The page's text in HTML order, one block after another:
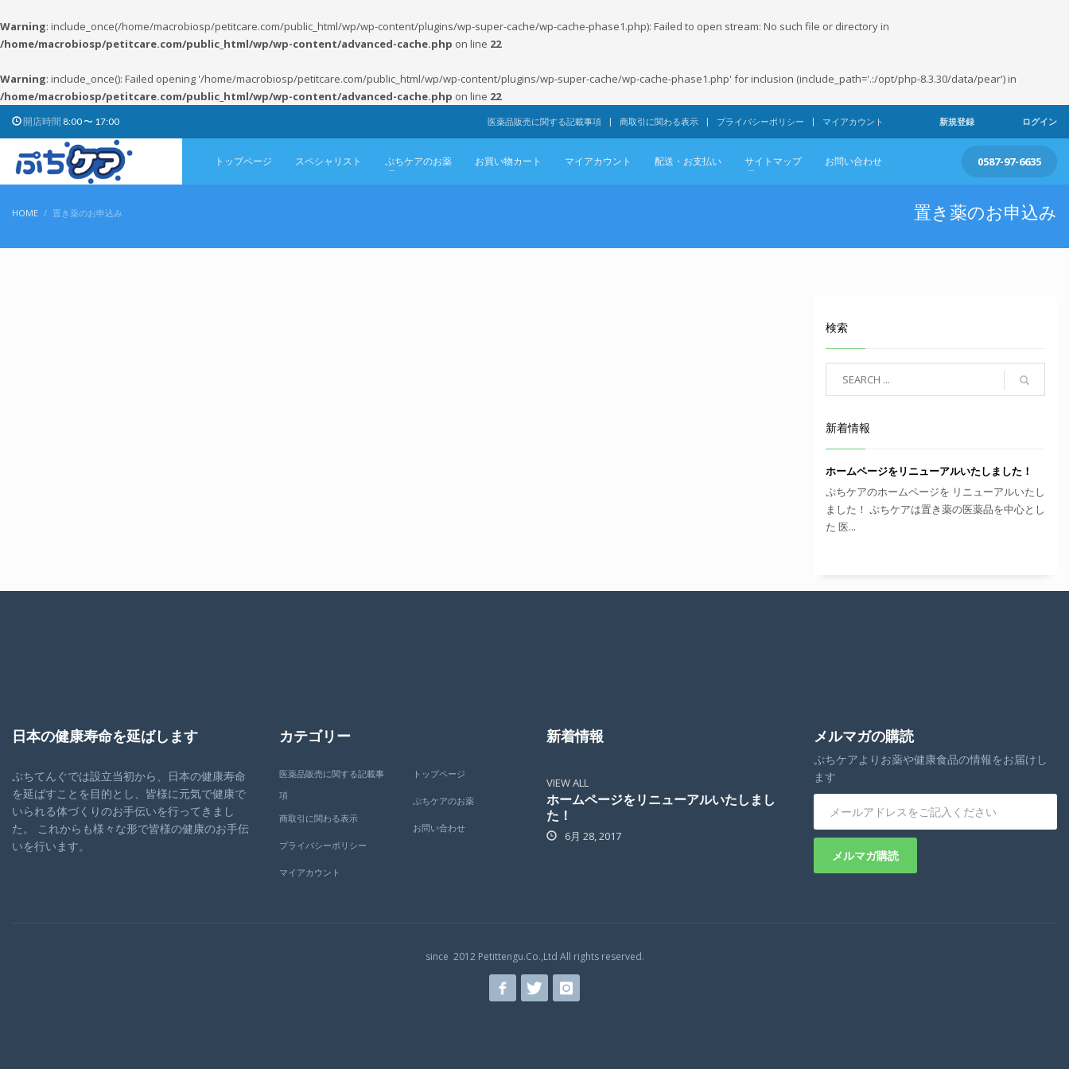
Warning: include_once(/home/macrobiosp/petitcare.com/public_html/wp/wp-content/plugins/wp-super-cache/wp-cache-phase1.php): Failed to open stream: No such file or directory in
/home/macrobiosp/petitcare.com/public_html/wp/wp-content/advanced-cache.php on line 22
Warning: include_once(): Failed opening '/home/macrobiosp/petitcare.com/public_html/wp/wp-content/plugins/wp-super-cache/wp-cache-phase1.php' for inclusion (include_path='.:/opt/php-8.3.30/data/pear') in
/home/macrobiosp/petitcare.com/public_html/wp/wp-content/advanced-cache.php on line 22
開店時間 8:00 〜 17:00 医薬品販売に関する記載事項 商取引に関わる表示 プライバシーポリシー マイアカウント 新規登録 ログイン
トップページ スペシャリスト ぷちケアのお薬 お買い物カート マイアカウント 配送・お支払い サイトマップ お問い合わせ 0587-97-6635
HOME 置き薬のお申込み 置き薬のお申込み
検索
新着情報
ホームページをリニューアルいたしました！
ぷちケアのホームページを リニューアルいたし
ました！ ぷちケアは置き薬の医薬品を中心とし
た 医...
日本の健康寿命を延ばします
ぷちてんぐでは設立当初から、日本の健康寿命
を延ばすことを目的とし、皆様に元気で健康で
いられる体づくりのお手伝いを行ってきまし
た。 これからも様々な形で皆様の健康のお手伝
いを行います。
カテゴリー
医薬品販売に関する記載事
項
商取引に関わる表示
プライバシーポリシー
マイアカウント
トップページ
ぷちケアのお薬
お問い合わせ
新着情報
VIEW ALL
ホームページをリニューアルいたしまし
た！
6月 28, 2017
メルマガの購読
ぷちケアよりお薬や健康食品の情報をお届けし
ます
メルマガ購読
since 2012 Petittengu.Co.,Ltd All rights reserved.